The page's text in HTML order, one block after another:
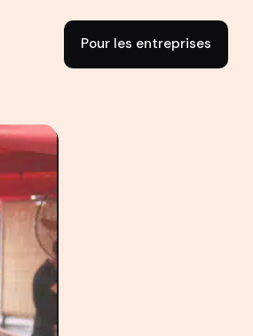
Pour les entreprises